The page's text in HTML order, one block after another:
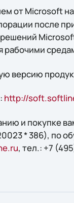
от Microsoft
после
рабочими
версию
http://
и покупке
* 386), по
, тел.: +7